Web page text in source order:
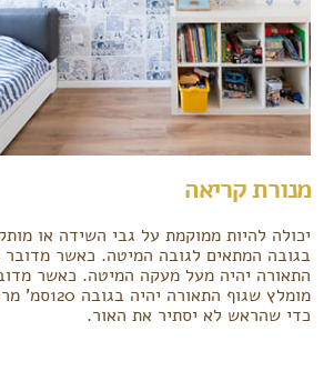
מנורת קריאה
יכולה להיות ממוקמת על גבי השידה או
בגובה המתאים לגובה המיטה. כאשר מדובר
התאורה יהיה מעל מעקה המיטה. כאשר
מומלץ שגוף
כדי שהראש לא יסתיר את האור.